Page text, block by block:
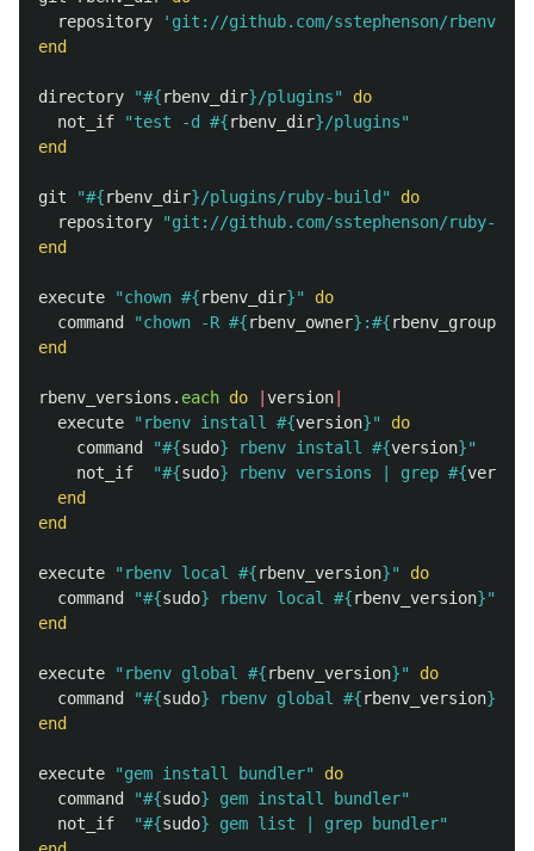
repository
'git://github.com/sstephenson/
end
directory "#{rbenv_dir}/plugins"
do
not_if
"test -d #{rbenv_dir}/plugins"
end
git "#{rbenv_dir}/plugins/ruby-build"
do
repository
"git://github.com/sstephenson/ruby-
end
execute "chown #{rbenv_dir}"
do
command
"chown -R #{rbenv_owner} :#{rbenv_group
end
rbenv_versions . each do version
execute
"rbenv install #{version}"
do
command
"#{sudo} rbenv install #{version}"
not_if
"#{sudo} rbenv versions | grep #{version
end
end
execute "rbenv local #{rbenv_version}"
do
command
"#{sudo} rbenv local #{rbenv_version}"
end
execute "rbenv global #{rbenv_version}"
do
command
"#{sudo} rbenv global #{rbenv_version}
end
execute "gem install bundler"
do
command
"#{sudo} gem install bundler"
not_if
"#{sudo} gem list | grep bundler"